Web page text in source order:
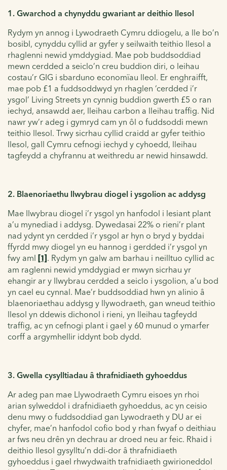
1. Gwarchod a chynyddu gwariant ar deithio llesol
Rydym yn annog i Lywodraeth Cymru ddiogelu, a lle bo’n
bosibl, cynyddu cyllid ar gyfer y seilwaith teithio llesol a
rhaglenni newid ymddygiad. Mae pob buddsoddiad
mewn cerdded a seiclo’n creu buddion diri, o leihau
costau’r GIG i sbarduno economïau lleol. Er enghraifft,
mae pob £1 a fuddsoddwyd yn rhaglen ‘cerdded i’r
ysgol’ Living Streets yn cynnig buddion gwerth £5 o ran
iechyd, ansawdd aer, lleihau carbon a lleihau traffig. Nid
nawr yw’r adeg i gymryd cam yn ôl o fuddsoddi mewn
teithio llesol. Trwy sicrhau cyllid craidd ar gyfer teithio
llesol, gall Cymru cefnogi iechyd y cyhoedd, lleihau
tagfeydd a chyfrannu at weithredu ar newid hinsawdd.
2. Blaenoriaethu llwybrau diogel i ysgolion ac addysg
Mae llwybrau diogel i’r ysgol yn hanfodol i lesiant plant
a’u mynediad i addysg. Dywedasai 22% o rieni’r plant
nad ydynt yn cerdded i’r ysgol ar hyn o bryd y byddai
ffyrdd mwy diogel yn eu hannog i gerdded i’r ysgol yn
fwy aml [1] . Rydym yn galw am barhau i neilltuo cyllid ac
am raglenni newid ymddygiad er mwyn sicrhau yr
ehangir ar y llwybrau cerdded a seiclo i ysgolion, a’u bod
yn cael eu cynnal. Mae’r buddsoddiad hwn yn alinio â
blaenoriaethau addysg y llywodraeth, gan wneud teithio
llesol yn ddewis dichonol i rieni, yn lleihau tagfeydd
traffig, ac yn cefnogi plant i gael y 60 munud o ymarfer
corff a argymhellir iddynt bob dydd.
3. Gwella cysylltiadau â thrafnidiaeth gyhoeddus
Ar adeg pan mae Llywodraeth Cymru eisoes yn rhoi
arian sylweddol i drafnidiaeth gyhoeddus, ac yn ceisio
denu mwy o fuddsoddiad gan Lywodraeth y DU ar ei
chyfer, mae’n hanfodol cofio bod y rhan fwyaf o deithiau
ar fws neu drên yn dechrau ar droed neu ar feic. Rhaid i
deithio llesol gysylltu’n ddi-dor â thrafnidiaeth
gyhoeddus i gael rhwydwaith trafnidiaeth gwirioneddol